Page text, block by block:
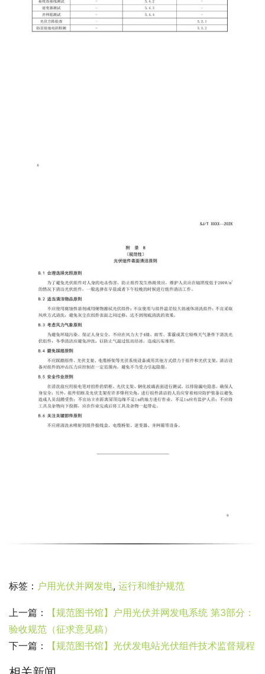
标签： 户用光伏并网发电, 运行和维护规范
上一篇：
【规范图书馆】户用光伏并网发电系统 第3部分：
验收规范（征求意见稿）
下一篇：
【规范图书馆】光伏发电站光伏组件技术监督规程